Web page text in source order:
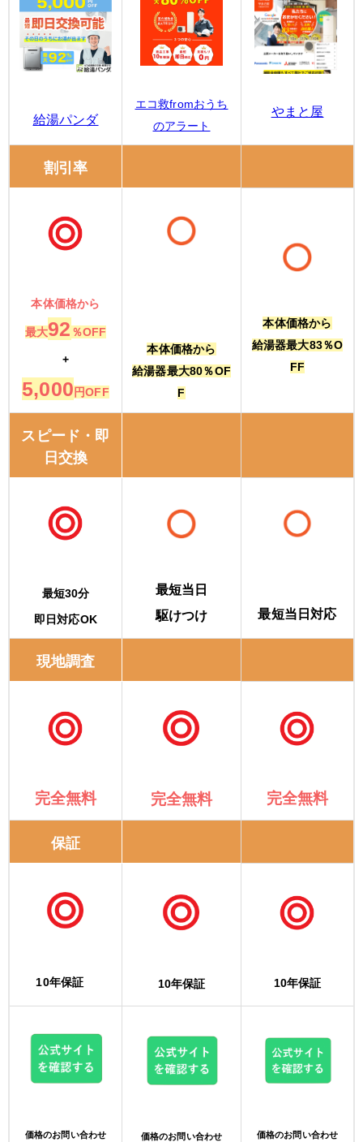
給湯パンダ
エコ救fromおうち
のアラート
やまと屋
割引率
本体価格から
最大92 ％OFF
+
5,000円OFF
本体価格から
給湯器最大80％OF
F
本体価格から
給湯器最大83％O
FF
スピード・即
日交換
最短30分
即日対応OK
最短当日
駆けつけ
最短当日対応
現地調査
完全無料 完全無料 完全無料
保証
10年保証 10年保証 10年保証
価格のお問い合わせ 価格のお問い合わせ 価格のお問い合わせ